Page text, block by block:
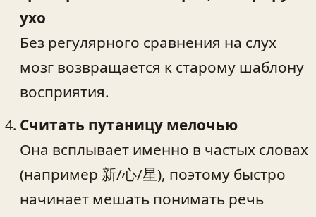
ухо
Без регулярного сравнения на слух
мозг возвращается к старому шаблону
восприятия.
Считать путаницу мелочью
Она всплывает именно в частых словах
(например 新/心/星), поэтому быстро
начинает мешать понимать речь